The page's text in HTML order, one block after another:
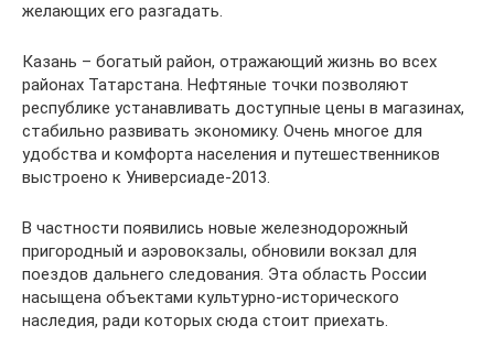
желающих его разгадать.
Казань – богатый район, отражающий жизнь во всех
районах Татарстана. Нефтяные точки позволяют
республике устанавливать доступные цены в магазинах,
стабильно развивать экономику. Очень многое для
удобства и комфорта населения и путешественников
выстроено к Универсиаде-2013.
В частности появились новые железнодорожный
пригородный и аэровокзалы, обновили вокзал для
поездов дальнего следования. Эта область России
насыщена объектами культурно-исторического
наследия, ради которых сюда стоит приехать.